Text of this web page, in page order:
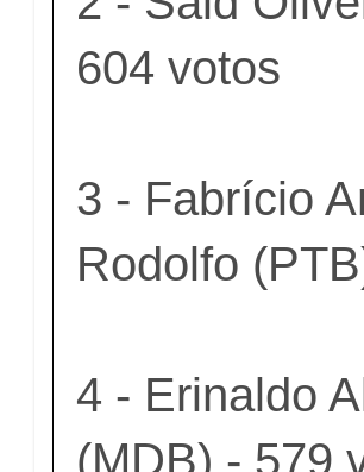
604 votos
3 - Fabrício
Rodolfo
4 - Erinaldo
(MDB) - 579